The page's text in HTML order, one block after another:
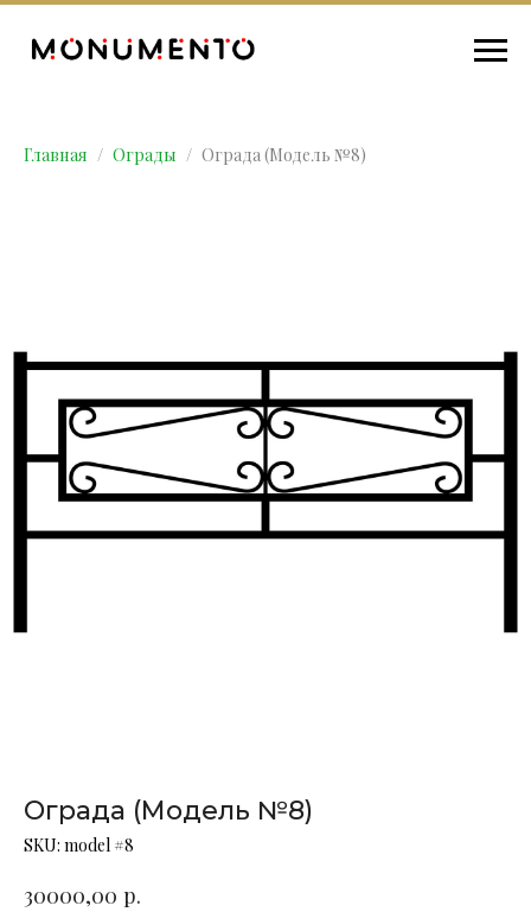
Главная Ограды Ограда (Модель №8)
Ограда (Модель №8)
SKU: model #8
30000,00 р.